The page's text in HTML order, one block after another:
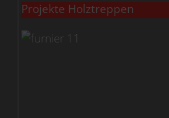
Projekte Holztreppen